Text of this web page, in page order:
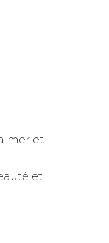
mer et
et